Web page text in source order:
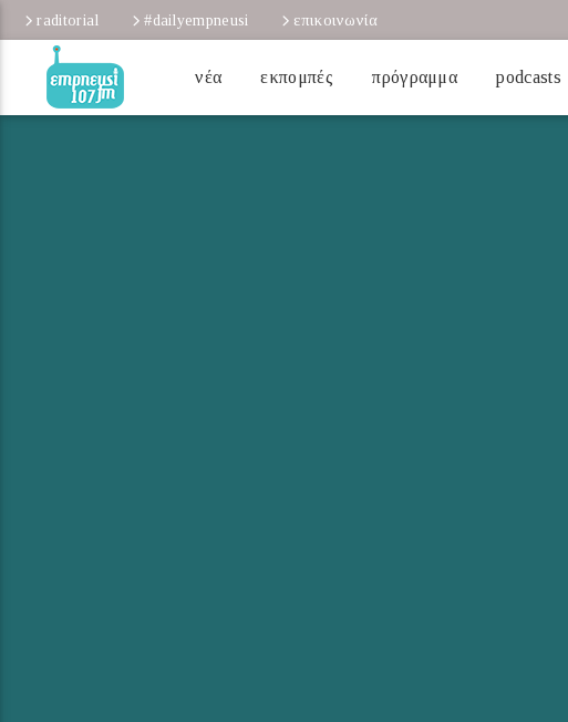
raditorial #dailyempneusi επικοινωνία
νέα εκπομπές πρόγραμμα podcasts